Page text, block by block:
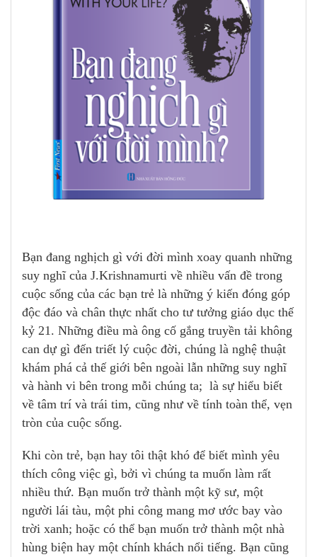
Bạn đang nghịch gì với đời mình xoay quanh những
suy nghĩ của J.Krishnamurti về nhiều vấn đề trong
cuộc sống của các bạn trẻ là những ý kiến đóng góp
độc đáo và chân thực nhất cho tư tưởng giáo dục thế
kỷ 21. Những điều mà ông cố gắng truyền tải không
can dự gì đến triết lý cuộc đời, chúng là nghệ thuật
khám phá cả thế giới bên ngoài lẫn những suy nghĩ
và hành vi bên trong mỗi chúng ta; là sự hiểu biết
về tâm trí và trái tim, cũng như về tính toàn thể, vẹn
tròn của cuộc sống.
Khi còn trẻ, bạn hay tôi thật khó để biết mình yêu
thích công việc gì, bởi vì chúng ta muốn làm rất
nhiều thứ. Bạn muốn trở thành một kỹ sư, một
người lái tàu, một phi công mang mơ ước bay vào
trời xanh; hoặc có thể bạn muốn trở thành một nhà
hùng biện hay một chính khách nổi tiếng. Bạn cũng